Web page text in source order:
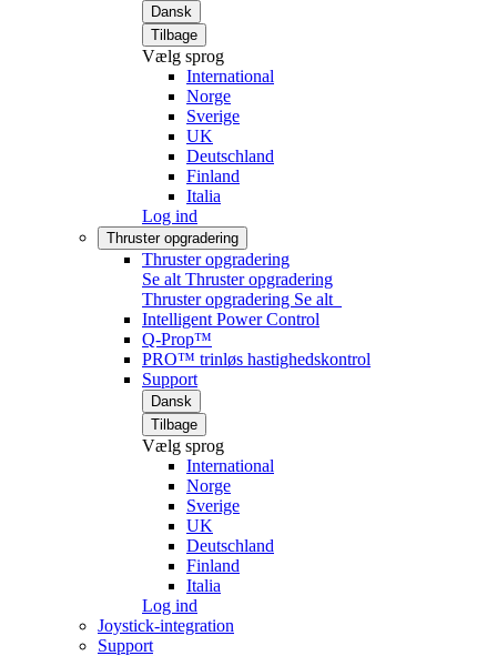
Dansk
Tilbage
Vælg sprog
International
Norge
Sverige
UK
Deutschland
Finland
Italia
Log ind
Thruster opgradering
Thruster opgradering
Se alt Thruster opgradering
Thruster opgradering Se alt
Intelligent Power Control
Q-Prop™
PRO™ trinløs hastighedskontrol
Support
Dansk
Tilbage
Vælg sprog
International
Norge
Sverige
UK
Deutschland
Finland
Italia
Log ind
Joystick-integration
Support